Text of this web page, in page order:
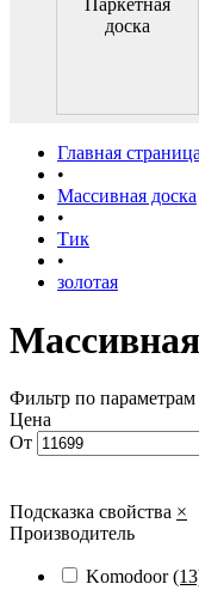
доска
Главная страница
•
Массивная доска
•
Тик
•
золотая
Фильтр по параметрам
Цена
От
Подсказка свойства ×
Производитель
Komodoor